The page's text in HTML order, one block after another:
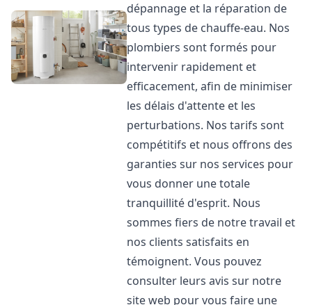
dépannage et la réparation de
tous types de chauffe-eau. Nos
plombiers sont formés pour
intervenir rapidement et
efficacement, afin de minimiser
les délais d'attente et les
perturbations. Nos tarifs sont
compétitifs et nous offrons des
garanties sur nos services pour
vous donner une totale
tranquillité d'esprit. Nous
sommes fiers de notre travail et
nos clients satisfaits en
témoignent. Vous pouvez
consulter leurs avis sur notre
site web pour vous faire une